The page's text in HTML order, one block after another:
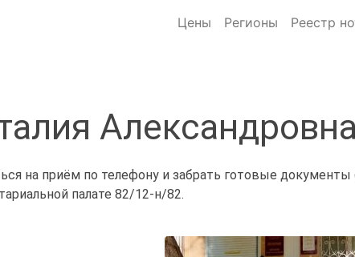
Цены Регионы Реестр
Александровна
на приём по телефону и забрать готовые документы
палате 82/12-н/82.